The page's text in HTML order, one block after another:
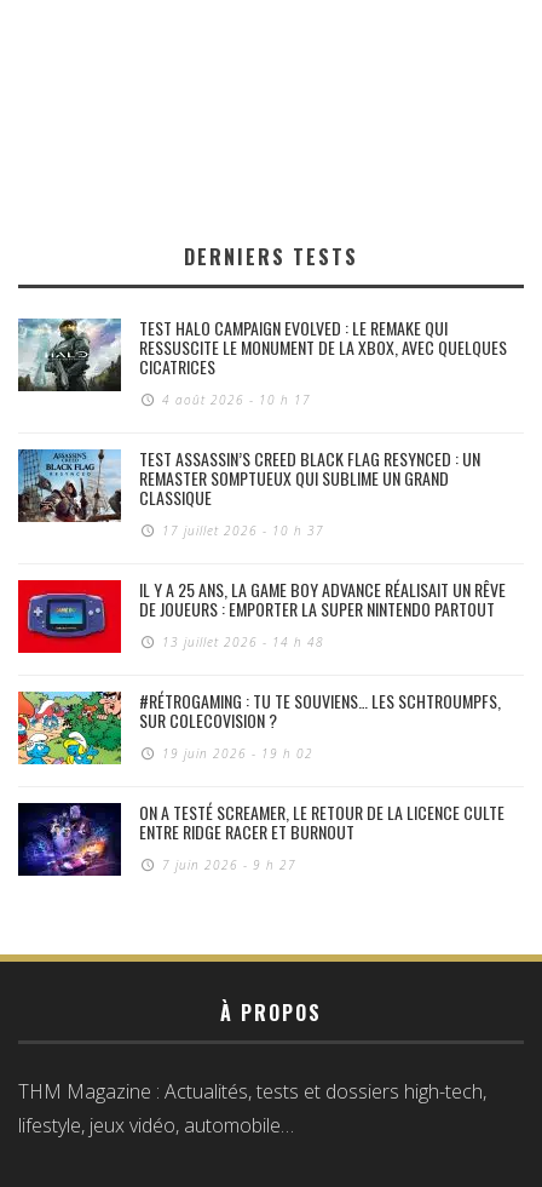
DERNIERS TESTS
TEST HALO CAMPAIGN EVOLVED : LE REMAKE QUI
RESSUSCITE LE MONUMENT DE LA XBOX, AVEC QUELQUES
CICATRICES
4 août 2026 - 10 h 17
TEST ASSASSIN’S CREED BLACK FLAG RESYNCED : UN
REMASTER SOMPTUEUX QUI SUBLIME UN GRAND
CLASSIQUE
17 juillet 2026 - 10 h 37
IL Y A 25 ANS, LA GAME BOY ADVANCE RÉALISAIT UN RÊVE
DE JOUEURS : EMPORTER LA SUPER NINTENDO PARTOUT
13 juillet 2026 - 14 h 48
#RÉTROGAMING : TU TE SOUVIENS… LES SCHTROUMPFS,
SUR COLECOVISION ?
19 juin 2026 - 19 h 02
ON A TESTÉ SCREAMER, LE RETOUR DE LA LICENCE CULTE
ENTRE RIDGE RACER ET BURNOUT
7 juin 2026 - 9 h 27
À PROPOS
THM Magazine : Actualités, tests et dossiers high-tech,
lifestyle, jeux vidéo, automobile…